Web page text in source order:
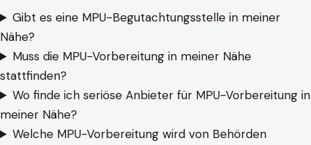
Gibt es eine MPU-Begutachtungsstelle in meiner
Nähe?
Muss die MPU-Vorbereitung in meiner Nähe
stattfinden?
Wo finde ich seriöse Anbieter für MPU-Vorbereitung in
meiner Nähe?
Welche MPU-Vorbereitung wird von Behörden